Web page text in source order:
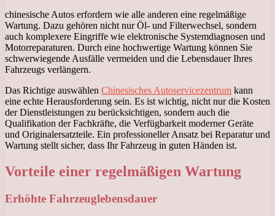
chinesische Autos erfordern wie alle anderen eine regelmäßige
Wartung. Dazu gehören nicht nur Öl- und Filterwechsel, sondern
auch komplexere Eingriffe wie elektronische Systemdiagnosen und
Motorreparaturen. Durch eine hochwertige Wartung können Sie
schwerwiegende Ausfälle vermeiden und die Lebensdauer Ihres
Fahrzeugs verlängern.
Das Richtige auswählen Chinesisches Autoservicezentrum kann
eine echte Herausforderung sein. Es ist wichtig, nicht nur die Kosten
der Dienstleistungen zu berücksichtigen, sondern auch die
Qualifikation der Fachkräfte, die Verfügbarkeit moderner Geräte
und Originalersatzteile. Ein professioneller Ansatz bei Reparatur und
Wartung stellt sicher, dass Ihr Fahrzeug in guten Händen ist.
Vorteile einer regelmäßigen Wartung
Erhöhte Fahrzeuglebensdauer